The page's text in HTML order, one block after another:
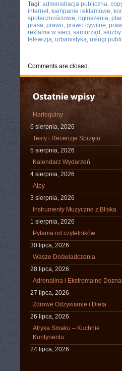
Tagi: administracja publiczna,
internet, kampanie reklamowe,
społecznościowe, ogłoszenia,
prasa, prawo, prawo cywilne,
reklama w sieci, samorząd ,
telewizja, urbanistyka, usługi
Comments are closed.
Harlequiny
6 sierpnia, 2026
Testy i Recenzje Sprzętu
5 sierpnia, 2026
Kalendarz Wydarzeń
4 sierpnia, 2026
Alpy
3 sierpnia, 2026
Instrumenty Muzyczne z Bliska
1 sierpnia, 2026
Pytania od czytelników
30 lipca, 2026
Wasze Doświadczenia
28 lipca, 2026
Adrenalina i Ekstremalne
27 lipca, 2026
Zdrowe Odżywianie i Dieta
26 lipca, 2026
Afryka Smaku – Kuchnie
Kontynentu
24 lipca, 2026